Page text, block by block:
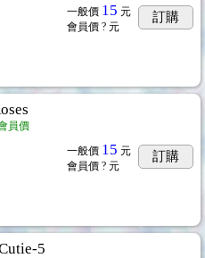
一般價 15 元
會員價 ? 元
訂購
員價
一般價 15 元
會員價 ? 元
訂購
5